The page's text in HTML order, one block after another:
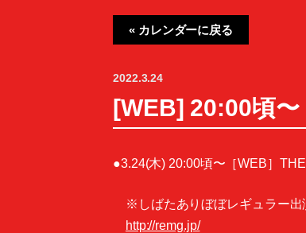
« カレンダーに戻る
2022.3.24
[WEB] 20:00頃〜
●3.24(木) 20:00頃〜［WEB］
※しばたありぼぼレギュラー出
http://remg.jp/